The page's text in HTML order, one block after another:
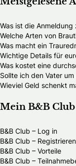
Was ist die
Welche Arten von
Was macht ein
Wichtige Details für
Was kostet eine
Sollte ich den Vater
Wieviel Geld schenkt
Mein B&B Club
B&B Club – Log in
B&B Club – Registrieren
B&B Club – Vorteile
B&B Club –